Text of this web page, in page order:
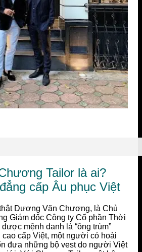
Tailor là ai?
cấp Âu phục Việt
Dương Văn Chương, là Chủ
Giám đốc Công ty Cổ phần Thời
mệnh danh là “ông trùm”
cấp Việt, một người có hoài
đưa những bộ vest do người Việt